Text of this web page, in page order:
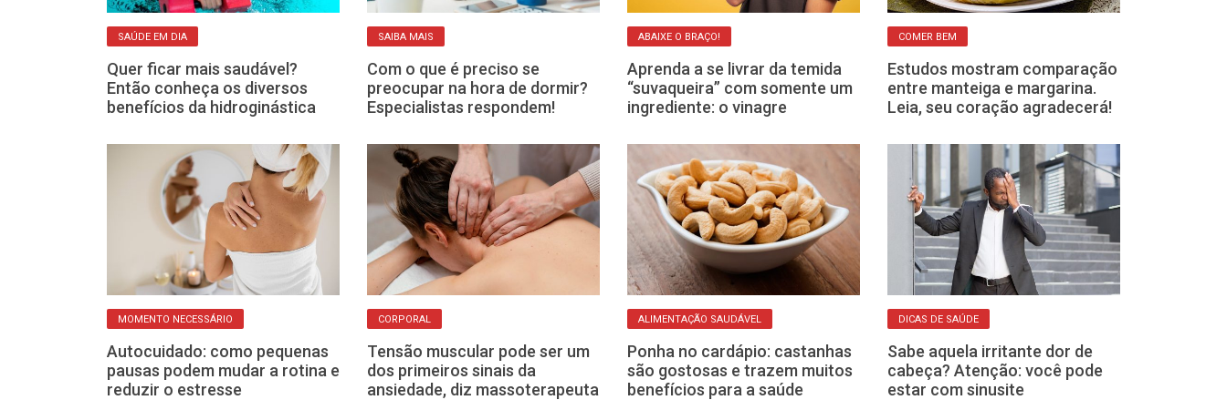
SAÚDE EM DIA
Quer ficar mais saudável?
Então conheça os diversos
benefícios da hidroginástica
SAIBA MAIS
Com o que é preciso se
preocupar na hora de dormir?
Especialistas respondem!
ABAIXE O BRAÇO!
Aprenda a se livrar da temida
“suvaqueira” com somente um
ingrediente: o vinagre
COMER BEM
Estudos mostram comparação
entre manteiga e margarina.
Leia, seu coração agradecerá!
MOMENTO NECESSÁRIO
Autocuidado: como pequenas
pausas podem mudar a rotina e
reduzir o estresse
CORPORAL
Tensão muscular pode ser um
dos primeiros sinais da
ansiedade, diz massoterapeuta
ALIMENTAÇÃO SAUDÁVEL
Ponha no cardápio: castanhas
são gostosas e trazem muitos
benefícios para a saúde
DICAS DE SAÚDE
Sabe aquela irritante dor de
cabeça? Atenção: você pode
estar com sinusite